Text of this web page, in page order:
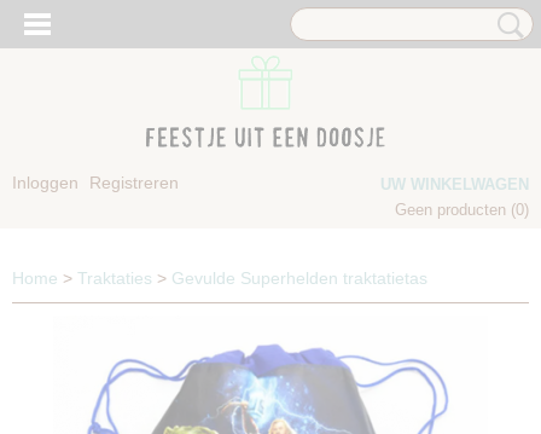
Inloggen Registreren
UW WINKELWAGEN
Geen producten (0)
Home > Traktaties > Gevulde Superhelden traktatietas